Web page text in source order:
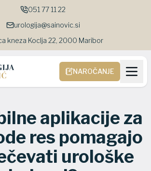
051 77 11 22
urologija@sainovic.si
kneza Koclja 22, 2000 Maribor
NAROČANJE
aplikacije za
res pomagajo
urološke